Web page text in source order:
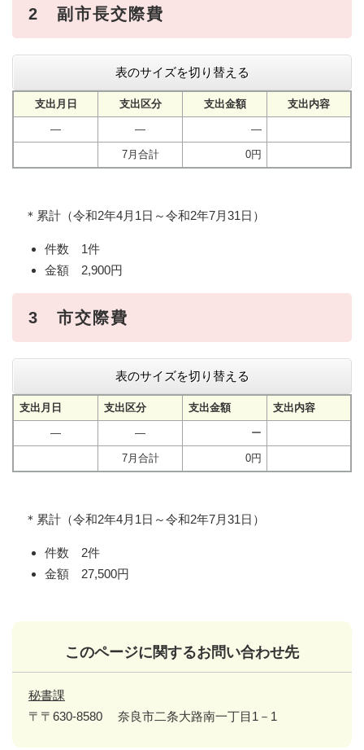
2 副市長交際費
表のサイズを切り替える
支出月日 支出区分 支出金額 支出内容
― ― ―
7月合計 0円
＊累計（令和2年4月1日～令和2年7月31日）
件数 1件
金額 2,900円
3 市交際費
表のサイズを切り替える
支出月日 支出区分 支出金額 支出内容
― ― ー
7月合計 0円
＊累計（令和2年4月1日～令和2年7月31日）
件数 2件
金額 27,500円
このページに関するお問い合わせ先
秘書課
〒〒630-8580
奈良市二条大路南一丁目1－1